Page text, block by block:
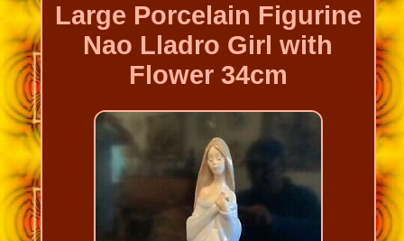
Large Porcelain Figurine
Nao Lladro Girl with
Flower 34cm